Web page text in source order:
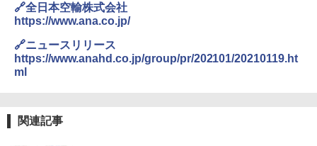
🔗全日本空輸株式会社
https://www.ana.co.jp/
🔗ニュースリリース
https://www.anahd.co.jp/group/pr/202101/20210119.ht
ml
関連記事